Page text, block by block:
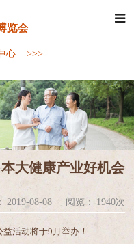
览会
心 >>>
大健康产业好机会
阅览： 1940次
2019-08-08
活动将于9月举办！